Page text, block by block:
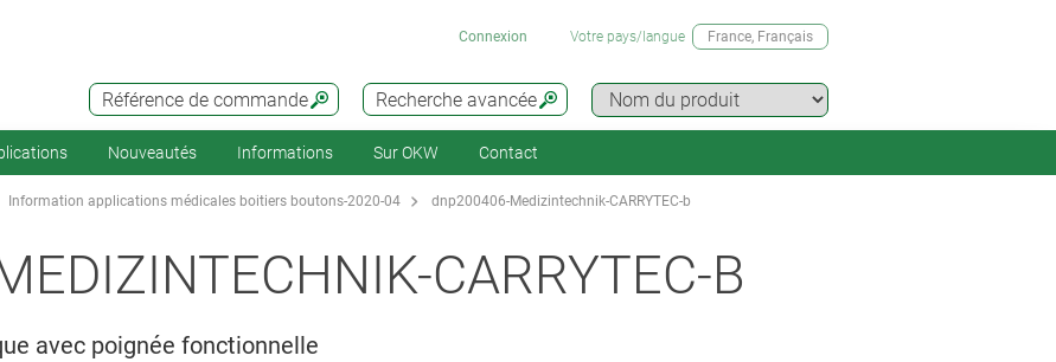
Recherche avancée
Référence de commande
Connexion Votre pays/langue France, Français
Nouveautés Informations Sur OKW Contact
Information applications médicales boitiers boutons-2020-04 dnp200406-Medizintechnik-CARRYTEC-b
CARRYTEC-B
avec poignée fonctionnelle